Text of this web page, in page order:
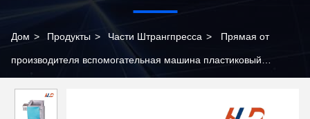
Дом > Продукты > Части Штрангпресса > Прямая от
производителя вспомогательная машина пластиковый